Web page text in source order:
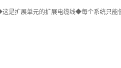
是扩展单元的扩展电缆线◆每个系统只